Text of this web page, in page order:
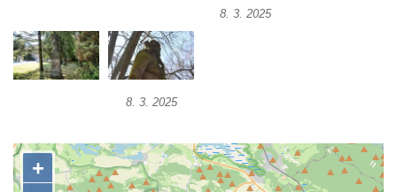
Pamětní deska Vojtěcha Kocmicha na
domě čp. 37 v ulici Betlém v Římově
Pomník na paměť zrušení roboty v Plavu
Socha vodníka v Plavu
Třebušíně
Pamětní deska Johanna Nepomuka
8. 3. 2025
8. 3. 2025